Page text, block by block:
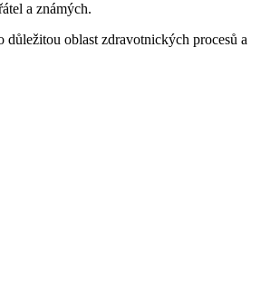
a známých.
oblast zdravotnických procesů a